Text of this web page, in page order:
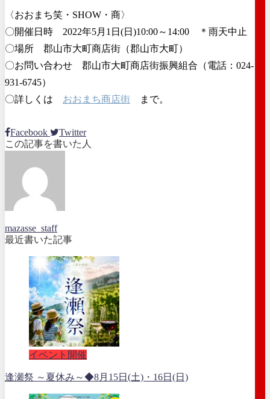
〈おおまち笑・SHOW・商〉
〇開催日時 2022年5月1日(日)10:00～14:00 ＊雨天中止
〇場所 郡山市大町商店街（郡山市大町）
〇お問い合わせ 郡山市大町商店街振興組合（電話：024-
931-6745）
〇詳しくは おおまち商店街 まで。
Facebook
Twitter
この記事を書いた人
mazasse_staff
最近書いた記事
イベント開催
逢瀬祭 ～夏休み～◆8月15日(土)・16日(日)